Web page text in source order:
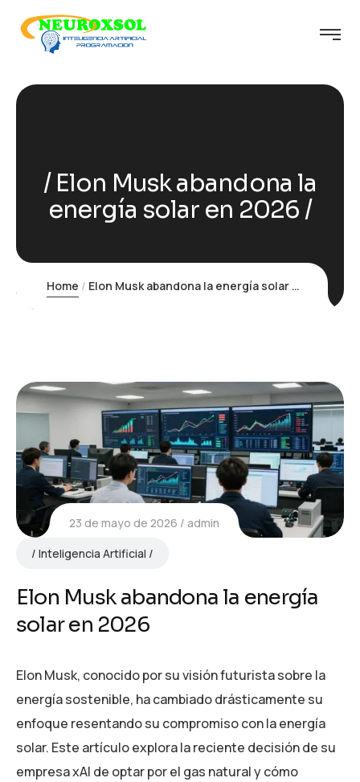
Elon Musk abandona la
energía solar en 2026
Home Elon Musk abandona la energía solar en 2026
23 de mayo de 2026
admin
Inteligencia Artificial
Elon Musk abandona la energía
solar en 2026
Elon Musk, conocido por su visión futurista sobre la
energía sostenible, ha cambiado drásticamente su
enfoque resentando su compromiso con la energía
solar. Este artículo explora la reciente decisión de su
empresa xAI de optar por el gas natural y cómo